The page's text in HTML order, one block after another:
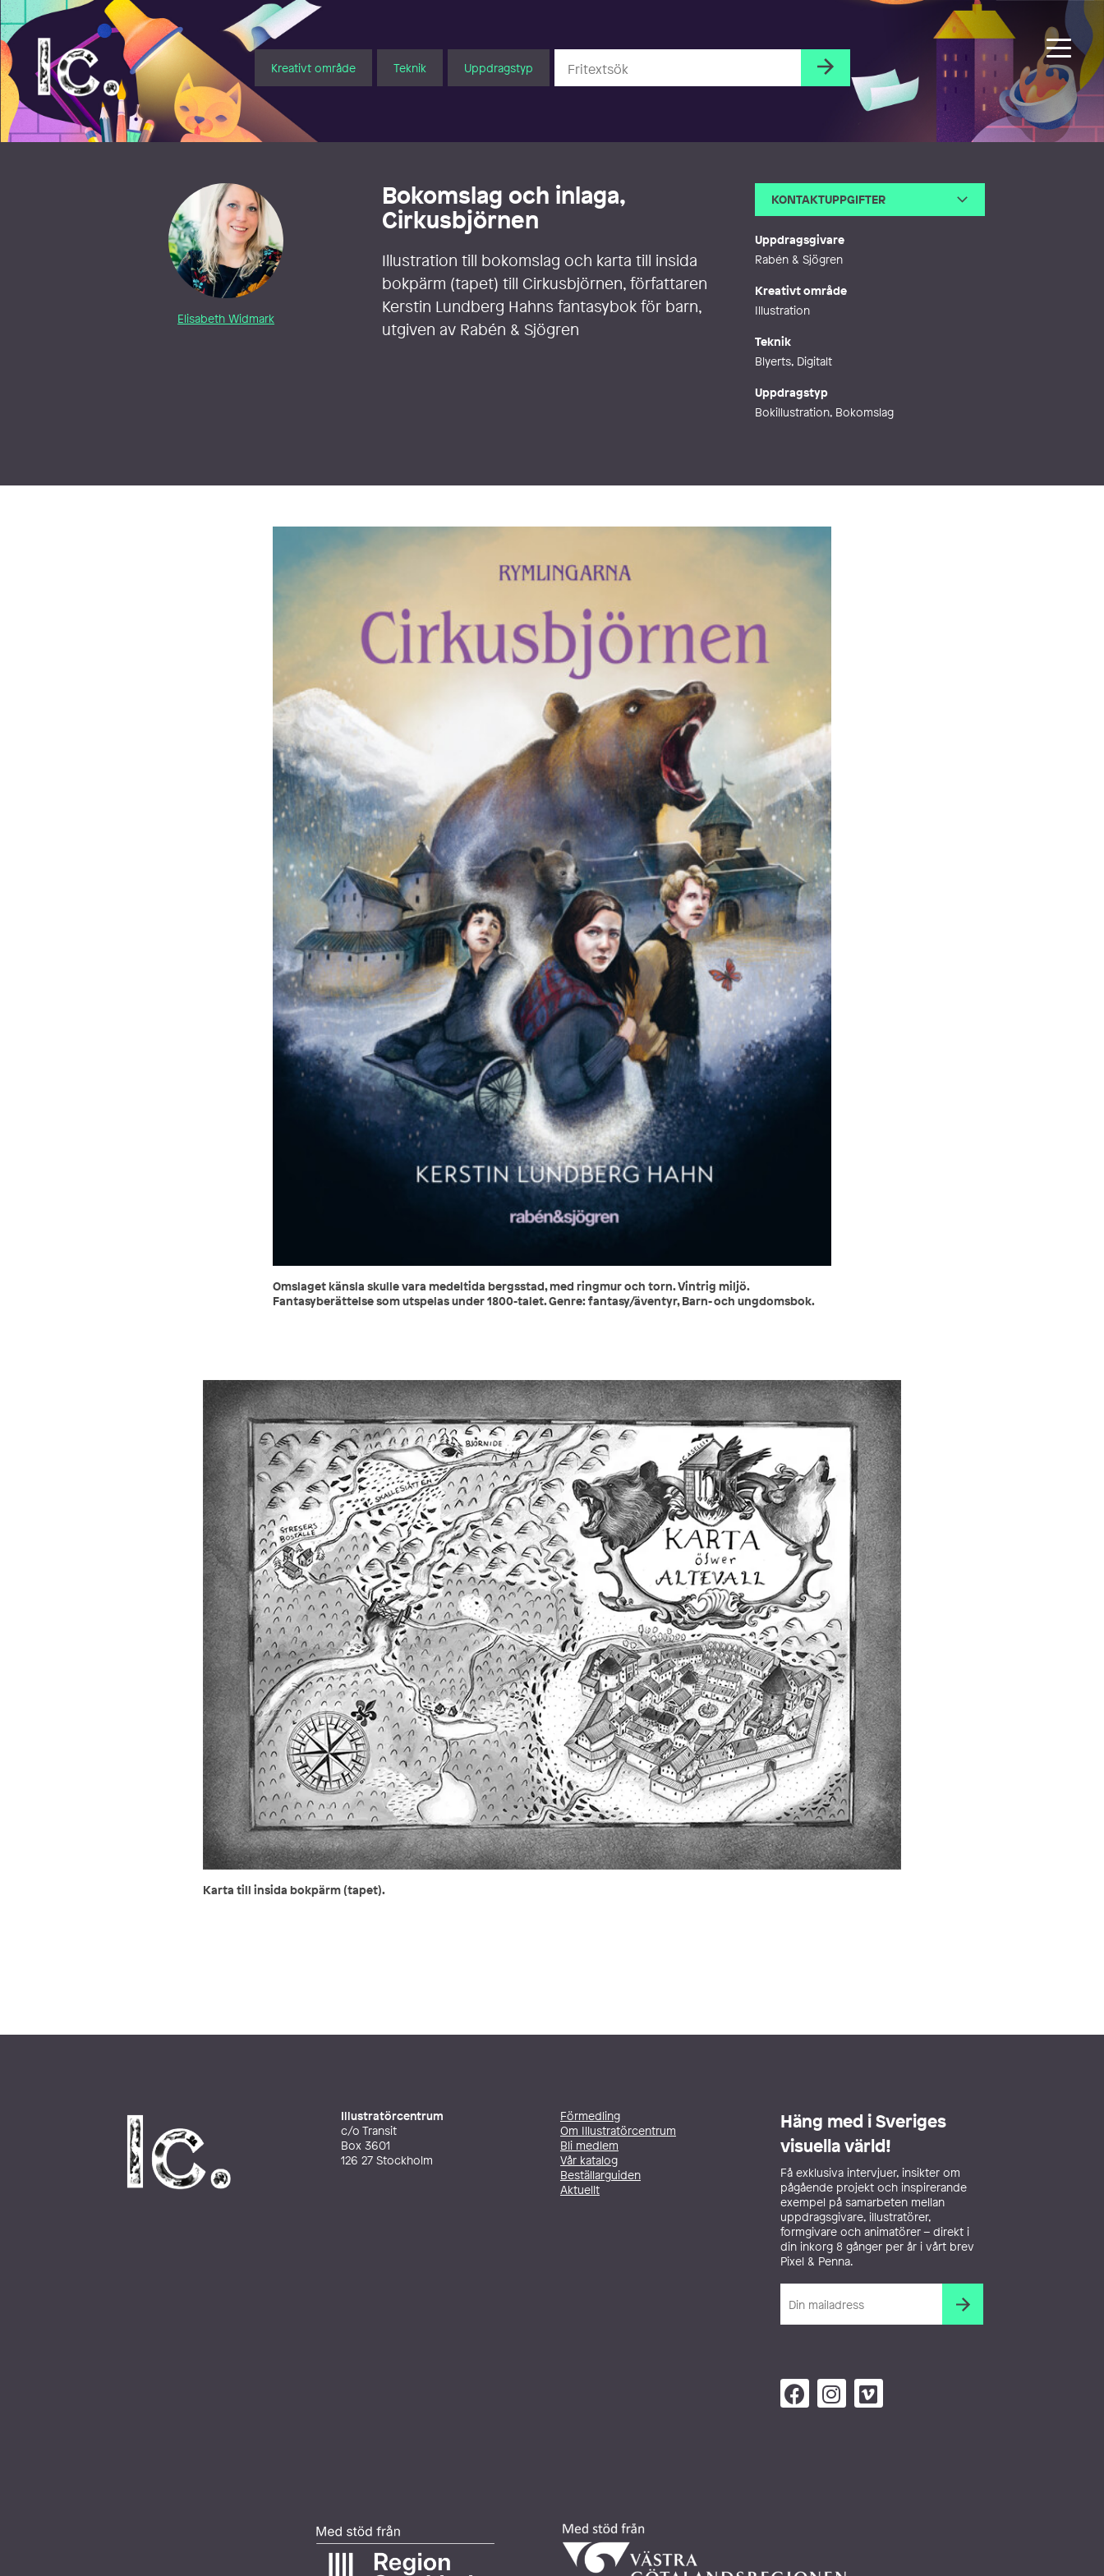
Illustratörcentrum
Kreativt område Teknik Uppdragstyp
Elisabeth Widmark
Bokomslag och inlaga,
Cirkusbjörnen
Illustration till bokomslag och karta till insida
bokpärm (tapet) till Cirkusbjörnen, författaren
Kerstin Lundberg Hahns fantasybok för barn,
utgiven av Rabén & Sjögren
KONTAKTUPPGIFTER
Webb http://www.elisabethwidmark.s
Uppdragsgivare
Rabén & Sjögren
Kreativt område
Illustration
Teknik
Blyerts, Digitalt
Uppdragstyp
Bokillustration, Bokomslag
Omslaget känsla skulle vara medeltida bergsstad, med ringmur och torn. Vintrig miljö.
Fantasyberättelse som utspelas under 1800-talet. Genre: fantasy/äventyr, Barn- och ungdomsbok.
Karta till insida bokpärm (tapet).
Illustratörcentrum
c/o Transit
Box 3601
126 27 Stockholm
Förmedling
Om Illustratörcentrum
Bli medlem
Vår katalog
Beställarguiden
Aktuellt
Häng med i Sveriges
visuella värld!
Få exklusiva intervjuer, insikter om
pågående projekt och inspirerande
exempel på samarbeten mellan
uppdragsgivare, illustratörer,
formgivare och animatörer – direkt i
din inkorg 8 gånger per år i vårt brev
Pixel & Penna.